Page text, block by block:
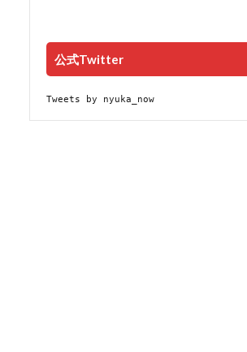
公式Twitter
Tweets by nyuka_now